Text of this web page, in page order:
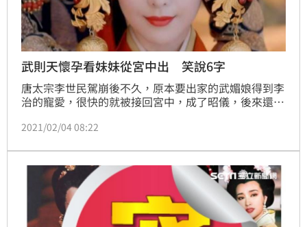
武則天懷孕看妹妹從宮中出 笑說6字
唐太宗李世民駕崩後不久，原本要出家的武媚娘得到李
治的寵愛，很快的就被接回宮中，成了昭儀，後來還為
皇后以及蕭淑妃，從此成為李治的專寵，基本上過著接
2021/02/04 08:22